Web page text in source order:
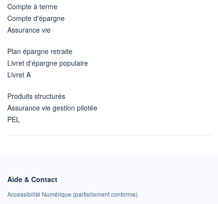
Compte à terme
Compte d'épargne
Assurance vie
Plan épargne retraite
Livret d'épargne populaire
Livret A
Produits structurés
Assurance vie gestion pilotée
PEL
Aide & Contact
Accessibilité Numérique (partiellement conforme)